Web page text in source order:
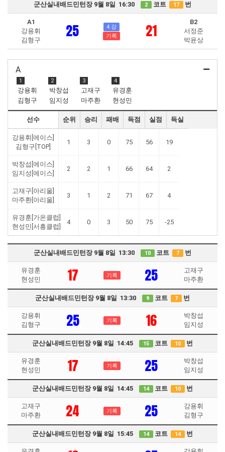
군산실내배드민턴장 9월 8일 16:30 2 코트 17 번
A1
강용휘
김형구
25
4 강
기록
21
B2
서정준
박윤상
A
1
강용휘
김형구
2
박창섭
임지성
3
고재구
마주환
4
유경훈
현성민
선수 순위 승리 패배 득점 실점 득실
강용휘[에이스]
김형구[TOP]
1 3 0 75 56 19
박창섭[에이스]
임지성[에이스]
2 2 1 66 64 2
고재구[아리울]
마주환[아리울]
3 1 2 71 67 4
유경훈[가온클럽]
현성민[서흥클럽]
4 0 3 50 75 -25
군산실내배드민턴장 9월 8일 13:30 10 코트 7 번
유경훈
현성민
17 기록 25
고재구
마주환
군산실내배드민턴장 9월 8일 13:30 9 코트 7 번
강용휘
김형구
25 기록 16
박창섭
임지성
군산실내배드민턴장 9월 8일 14:45 15 코트 10 번
유경훈
현성민
17 기록 25
박창섭
임지성
군산실내배드민턴장 9월 8일 14:45 14 코트 10 번
고재구
마주환
24 기록 25
강용휘
김형구
군산실내배드민턴장 9월 8일 15:45 14 코트 14 번